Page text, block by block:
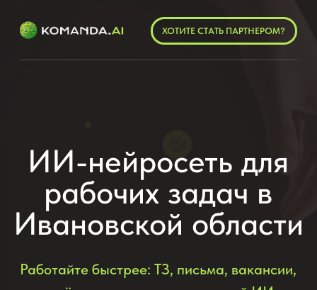
Ивановской области
Работайте быстрее: ТЗ, письма, вакансии,
отчёты — все это с поддержкой ИИ
Простой и понятный сервис на основе передовых моделей
искусственного интеллекта, помогающий специалистам: (а) быть
специальных знаний
ХОТИТЕ СТАТЬ ПАРТНЕРОМ?